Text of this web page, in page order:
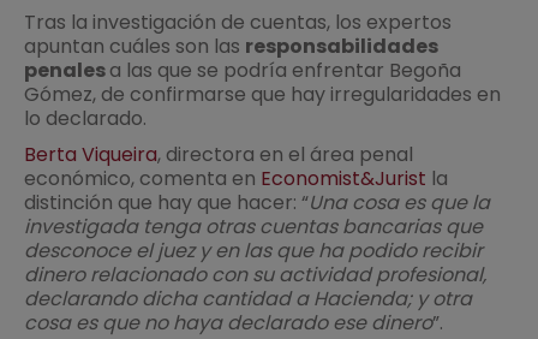
Tras la investigación de cuentas, los expertos
apuntan cuáles son las responsabilidades
penalesa las que se podría enfrentar Begoña
Gómez, de confirmarse que hay irregularidades en
lo declarado.
Berta Viqueira, directora en el área penal
económico, comenta en Economist&Jurist la
distinción que hay que hacer: “Una cosa es que la
investigada tenga otras cuentas bancarias que
desconoce el juez y en las que ha podido recibir
dinero relacionado con su actividad profesional,
declarando dicha cantidad a Hacienda; y otra
cosa es que no haya declarado ese dinero”.